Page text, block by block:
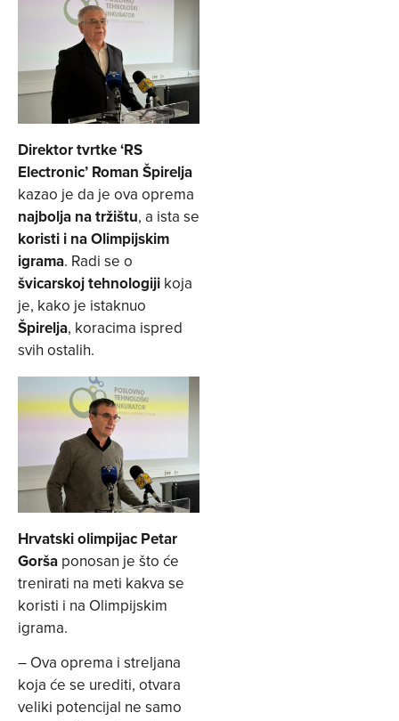
Direktor tvrtke ‘RS
Electronic’ Roman Špirelja
kazao je da je ova oprema
najbolja na tržištu, a ista se
koristi i na Olimpijskim
igrama. Radi se o
švicarskoj tehnologiji koja
je, kako je istaknuo
Špirelja, koracima ispred
svih ostalih.
Hrvatski olimpijac Petar
Gorša ponosan je što će
trenirati na meti kakva se
koristi i na Olimpijskim
igrama.
– Ova oprema i streljana
koja će se urediti, otvara
veliki potencijal ne samo